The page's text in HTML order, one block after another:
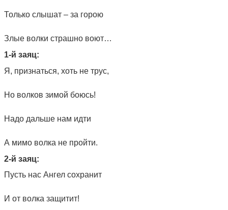
Только слышат – за горою
Злые волки страшно воют…
1-й заяц:
Я, признаться, хоть не трус,
Но волков зимой боюсь!
Надо дальше нам идти
А мимо волка не пройти.
2-й заяц:
Пусть нас Ангел сохранит
И от волка защитит!